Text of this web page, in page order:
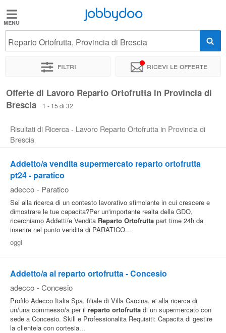
Jobbydoo
Offerte
Stipendi
Elenco
Blog
Pubblica
Area
Aziende
Jobbydoo
Reparto Ortofrutta, Provincia di Brescia
Filtri Ricevi le offerte
Offerte di Lavoro Reparto Ortofrutta in Provincia di
Brescia
1 - 15 di 32
Risultati di Ricerca - Lavoro Reparto Ortofrutta in Provincia di
Brescia
Addetto/a vendita supermercato reparto ortofrutta
pt24 - paratico
adecco - Paratico
Sei alla ricerca di un contesto lavorativo stimolante in cui crescere e
dimostrare le tue capacita?Per un'importante realta della GDO,
ricerchiamo Addetti/e Vendita Reparto Ortofrutta part time 24h da
inserire nel punto vendita di PARATICO...
oggi
Addetto/a al reparto ortofrutta - Concesio
adecco - Concesio
Profilo Adecco Italia Spa, filiale di Villa Carcina, e' alla ricerca di
un/una commesso/a per il reparto ortofrutta di un supermercato con
sede a Concesio. Skill e Professionalita Requisiti: Capacita di gestire
la clientela con cortesia...